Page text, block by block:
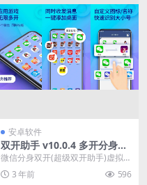
安卓软件
双开助手 v10.0.4 多开分身，
隐藏应用，微信多开，会员解
锁版
微信分身双开(超级双开助手)虚拟化
启动的微信分身、微信双开、微信
多开、微信分身版...
3 年前 596